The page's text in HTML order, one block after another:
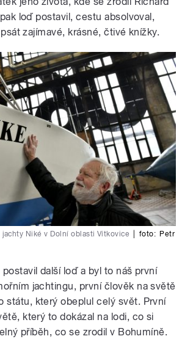
loď postavil, cestu absolvoval,
zajímavé, krásné, čtivé knížky.
jachty Niké v Dolní oblasti Vítkovice foto: Petr
další loď a byl to náš první
jachtingu, první člověk na světě
státu, který obeplul celý svět. První
který to dokázal na lodi, co si
příběh, co se zrodil v Bohumíně.